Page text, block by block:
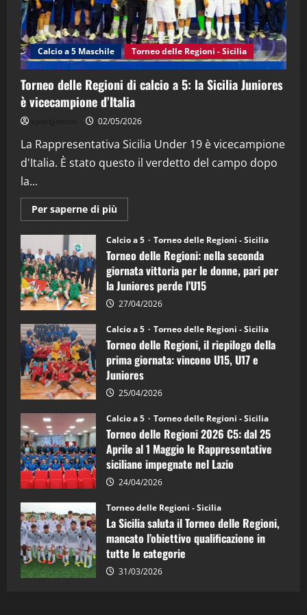
4
"SportEmpire" in Podcast Sport News
“SportEmpire” in Podcast: 27^ Puntata
(Martedi 14 Aprile 2026)
15/04/2026
"SportEmpire" in Podcast
“SportEmpire” in Podcast: 26^ Puntata
08/04/2026
Calcio a 5 Maschile Torneo delle Regioni - Sicilia
Torneo delle Regioni di calcio a 5: la Sicilia Juniores
è vicecampione d’Italia
02/05/2026
La Rappresentativa Sicilia Under 19 è vicecampione
d'Italia. È stato questo il verdetto del campo dopo
la...
Per saperne di più
informazioni
Torneo
delle
Regioni
di
calcio
a
5:
la
Juniores
è
vicecampione
d’Italia
Calcio a 5 Torneo delle Regioni - Sicilia
Torneo delle Regioni: nella seconda
giornata vittoria per le donne, pari per
la Juniores perde l’U15
27/04/2026
Calcio a 5 Torneo delle Regioni - Sicilia
Torneo delle Regioni, il riepilogo della
prima giornata: vincono U15, U17 e
Juniores
25/04/2026
Calcio a 5 Torneo delle Regioni - Sicilia
Torneo delle Regioni 2026 C5: dal 25
Aprile al 1 Maggio le Rappresentative
siciliane impegnate nel Lazio
24/04/2026
Torneo delle Regioni - Sicilia
La Sicilia saluta il Torneo delle Regioni,
mancato l’obiettivo qualificazione in
tutte le categorie
31/03/2026